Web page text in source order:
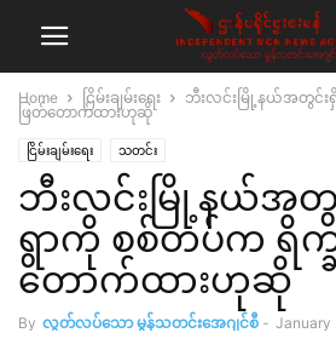
Home ငြိမ်းချမ်းရေး
ဘီးလင်းမြို့နယ်အတွင်းရှိ
ဖြတ်တောက်ထားဟုဆို
ငြိမ်းချမ်းရေး သတင်း
ဘီးလင်းမြို့နယ်အတွ
ရွာကို စစ်တပ်က ရိက္
တောက်ထားဟုဆို
By လွတ်လပ်သော မွန်သတင်းအေဂျင်စီ - January